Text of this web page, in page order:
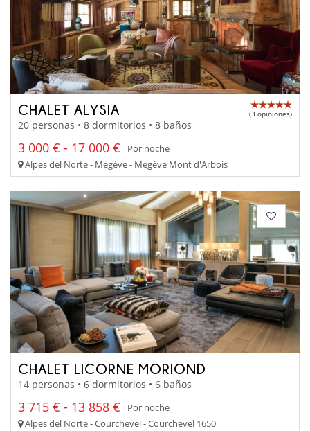
CHALET ALYSIA (3 opiniones)
20 personas • 8 dormitorios • 8 baños
3 000 € - 17 000 €
Por noche
Alpes del Norte - Megève - Megève Mont d'Arbois
CHALET LICORNE MORIOND
14 personas • 6 dormitorios • 6 baños
3 715 € - 13 858 €
Por noche
Alpes del Norte - Courchevel - Courchevel 1650